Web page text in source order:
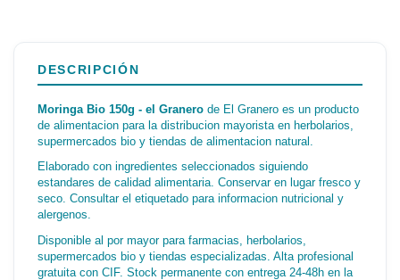
DESCRIPCIÓN
Moringa Bio 150g - el Granero de El Granero es un producto
de alimentacion para la distribucion mayorista en herbolarios,
supermercados bio y tiendas de alimentacion natural.
Elaborado con ingredientes seleccionados siguiendo
estandares de calidad alimentaria. Conservar en lugar fresco y
seco. Consultar el etiquetado para informacion nutricional y
alergenos.
Disponible al por mayor para farmacias, herbolarios,
supermercados bio y tiendas especializadas. Alta profesional
gratuita con CIF. Stock permanente con entrega 24-48h en la